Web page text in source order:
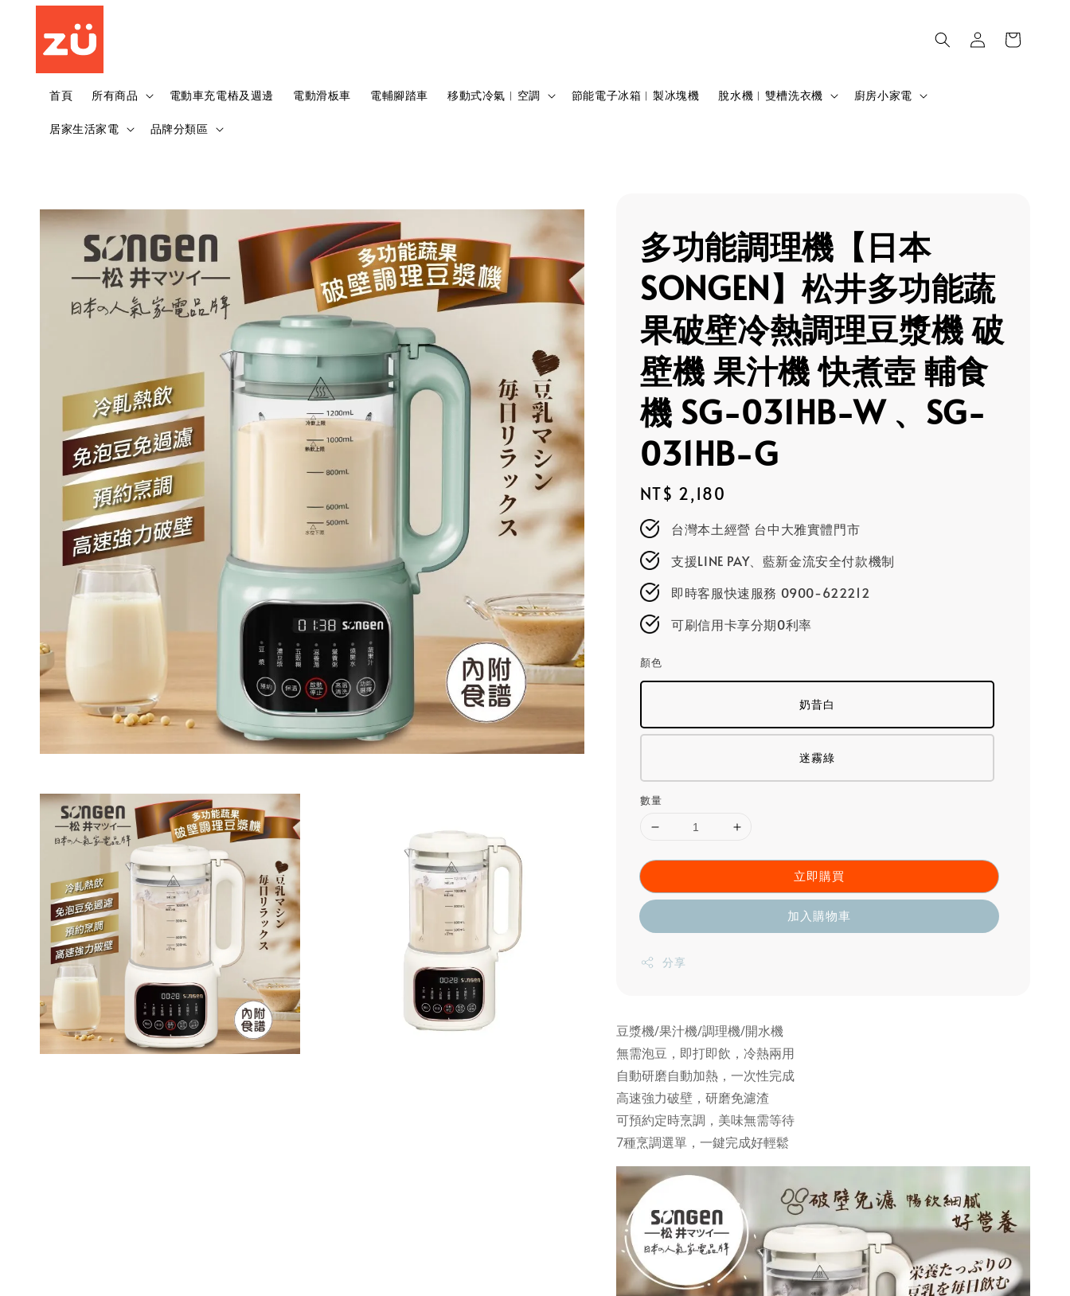
首頁 所有商品 電動車充電樁及週邊 電動滑板車 電輔腳踏車 移動式冷氣︱空調 節能電子冰箱︱製冰塊機 脫水機︱雙槽洗衣機 廚房小家電
居家生活家電 品牌分類區
多功能調理機【日本
SONGEN】松井多功能蔬
果破壁冷熱調理豆漿機 破
壁機 果汁機 快煮壺 輔食
機 SG-031HB-W 、SG-
031HB-G
Regular
price
NT$ 2,180
台灣本土經營 台中大雅實體門市
支援LINE PAY、藍新金流安全付款機制
即時客服快速服務 0900-622212
可刷信用卡享分期0利率
顏色
奶昔白
迷霧綠
數量
立即購買
加入購物車
分享
豆漿機/果汁機/調理機/開水機
無需泡豆，即打即飲，冷熱兩用
自動研磨自動加熱，一次性完成
高速強力破壁，研磨免濾渣
可預約定時烹調，美味無需等待
7種烹調選單，一鍵完成好輕鬆